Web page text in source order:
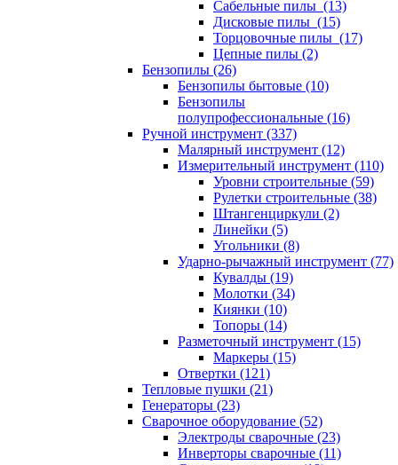
Сабельные пилы (13)
Дисковые пилы (15)
Торцовочные пилы (17)
Цепные пилы (2)
Бензопилы (26)
Бензопилы бытовые (10)
Бензопилы
полупрофессиональные (16)
Ручной инструмент (337)
Малярный инструмент (12)
Измерительный инструмент (110)
Уровни строительные (59)
Рулетки строительные (38)
Штангенциркули (2)
Линейки (5)
Угольники (8)
Ударно-рычажный инструмент (77)
Кувалды (19)
Молотки (34)
Киянки (10)
Топоры (14)
Разметочный инструмент (15)
Маркеры (15)
Отвертки (121)
Тепловые пушки (21)
Генераторы (23)
Сварочное оборудование (52)
Электроды сварочные (23)
Инверторы сварочные (11)